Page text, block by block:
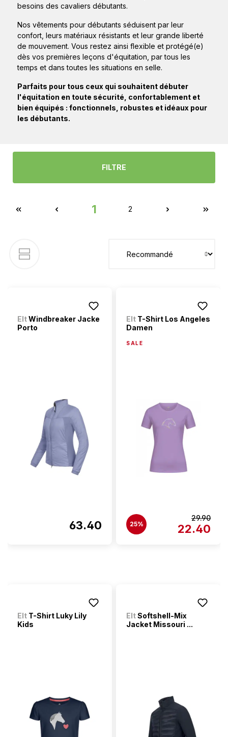
besoins des cavaliers débutants.
Nos vêtements pour débutants séduisent par leur
confort, leurs matériaux résistants et leur grande liberté
de mouvement. Vous restez ainsi flexible et protégé(e)
dès vos premières leçons d'équitation, par tous les
temps et dans toutes les situations en selle.
Parfaits pour tous ceux qui souhaitent débuter
l'équitation en toute sécurité, confortablement et
bien équipés : fonctionnels, robustes et idéaux pour
les débutants.
FILTRE
1 2
EltWindbreaker Jacke
Porto
63.40
Elt T-Shirt Los Angeles
Damen
SALE
25%
29.90
22.40
Elt T-Shirt Luky Lily
Kids
EltSoftshell-Mix
Jacket Missouri ...